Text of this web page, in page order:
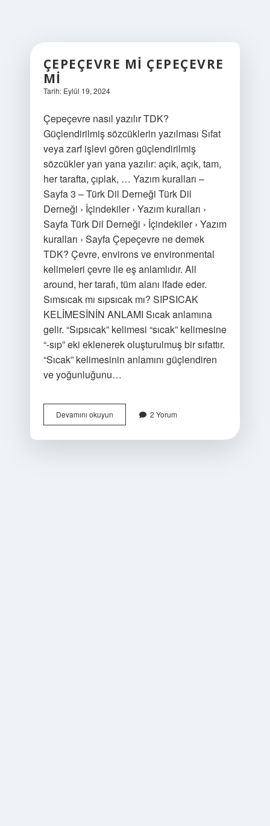
ÇEPEÇEVRE MI ÇEPEÇEVRE
MI
Tarih: Eylül 19, 2024
Çepeçevre nasıl yazılır TDK?
Güçlendirilmiş sözcüklerin yazılması Sıfat
veya zarf işlevi gören güçlendirilmiş
sözcükler yan yana yazılır: açık, açık, tam,
her tarafta, çıplak, … Yazım kuralları –
Sayfa 3 – Türk Dil Derneği Türk Dil
Derneği › İçindekiler › Yazım kuralları ›
Sayfa Türk Dil Derneği › İçindekiler › Yazım
kuralları › Sayfa Çepeçevre ne demek
TDK? Çevre, environs ve environmental
kelimeleri çevre ile eş anlamlıdır. All
around, her tarafı, tüm alanı ifade eder.
Sımsıcak mı sıpsıcak mı? SIPSICAK
KELİMESİNİN ANLAMI Sıcak anlamına
gelir. “Sıpsıcak” kelimesi “sıcak” kelimesine
“-sıp” eki eklenerek oluşturulmuş bir sıfattır.
“Sıcak” kelimesinin anlamını güçlendiren
ve yoğunluğunu…
Devamını okuyunÇepeçevre
Mi
2 Yorum